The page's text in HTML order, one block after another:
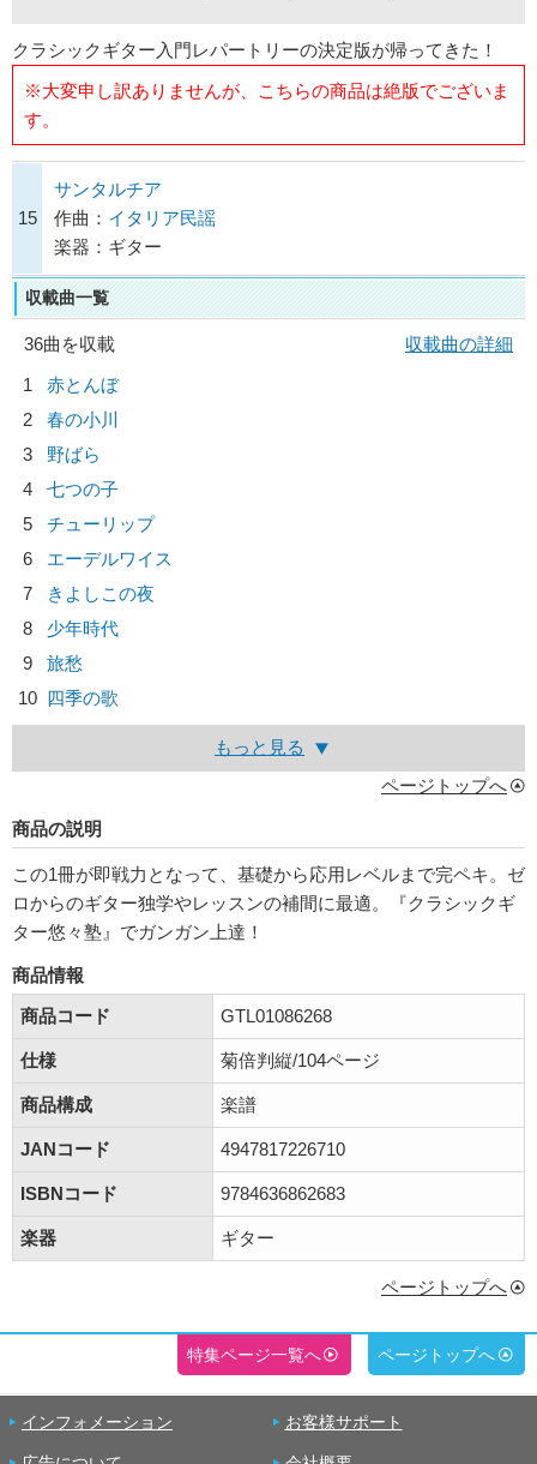
クラシックギター入門レパートリーの決定版が帰ってきた！
※大変申し訳ありませんが、こちらの商品は絶版でございま
す。
15
サンタルチア
作曲： イタリア民謡
楽器：ギター
収載曲一覧
36曲を収載
収載曲の詳細
1
赤とんぼ
2
春の小川
3
野ばら
4
七つの子
5
チューリップ
6
エーデルワイス
7
きよしこの夜
8
少年時代
9
旅愁
10 四季の歌
もっと見る
ページトップへ
商品の説明
この1冊が即戦力となって、基礎から応用レベルまで完ペキ。ゼ
ロからのギター独学やレッスンの補間に最適。『クラシックギ
ター悠々塾』でガンガン上達！
商品情報
商品コード
GTL01086268
仕様 菊倍判縦/104ページ
商品構成 楽譜
JANコード 4947817226710
ISBNコード 9784636862683
楽器 ギター
ページトップへ
特集ページ一覧へ ページトップへ
インフォメーション お客様サポート